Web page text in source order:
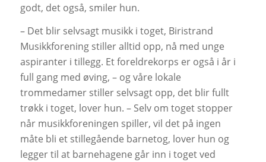
godt, det også, smiler hun.
– Det blir selvsagt musikk i toget, Biristrand
Musikkforening stiller alltid opp, nå med unge
aspiranter i tillegg. Et foreldrekorps er også i år i
full gang med øving, – og våre lokale
trommedamer stiller selvsagt opp, det blir fullt
trøkk i toget, lover hun. – Selv om toget stopper
når musikkforeningen spiller, vil det på ingen
måte bli et stillegående barnetog, lover hun og
legger til at barnehagene går inn i toget ved